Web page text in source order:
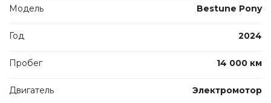
Модель Bestune Pony
Год 2024
Пробег 14 000 км
Двигатель Электромотор